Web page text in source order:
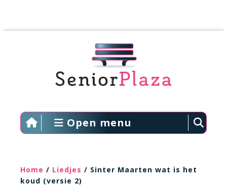
Open menu
Home / Liedjes / Sinter Maarten wat is het
koud (versie 2)